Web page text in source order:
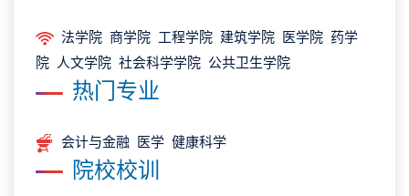
法学院 商学院 工程学院 建筑学院 医学院 药学
院 人文学院 社会科学学院 公共卫生学院
热门专业
会计与金融 医学 健康科学
院校校训